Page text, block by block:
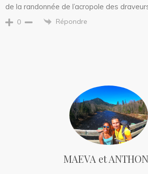
de la randonnée de l’acropole des
0 Répondre
MAEVA et